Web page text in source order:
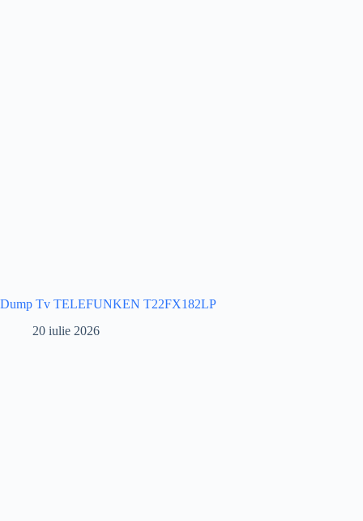
Dump Tv TELEFUNKEN T22FX182LP
20 iulie 2026